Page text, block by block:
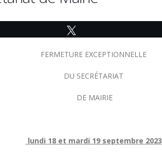
FERMETURE EXCEPTIONNELLE
DU SECRÉTARIAT
DE MAIRIE
lundi 18 et mardi 19 septembre 2023